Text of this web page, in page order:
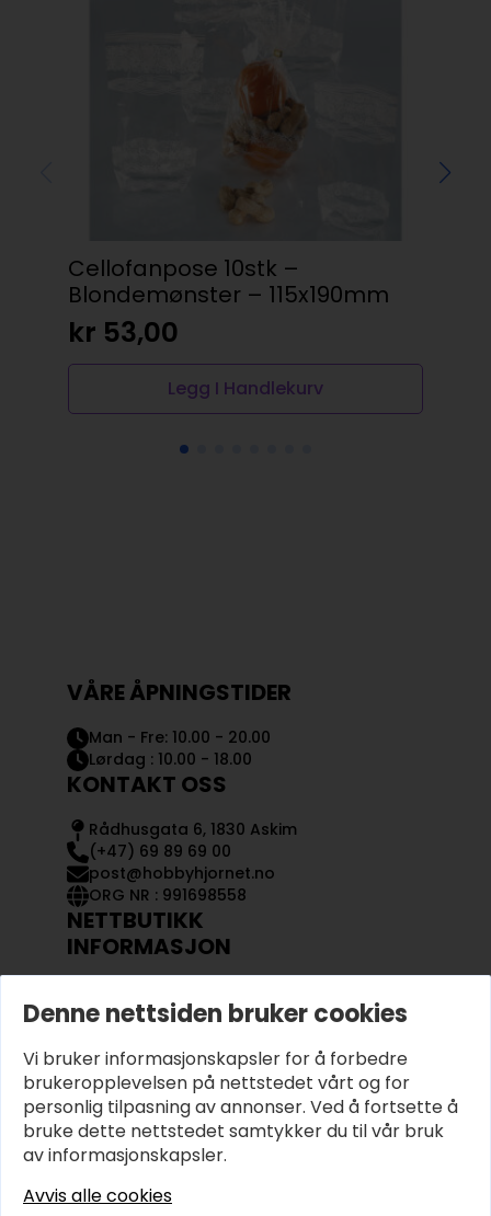
Cellofanpose 10stk –
Blondemønster – 115x190mm
kr 53,00
Legg I Handlekurv
VÅRE ÅPNINGSTIDER
Man - Fre: 10.00 - 20.00
Lørdag : 10.00 - 18.00
KONTAKT OSS
Rådhusgata 6, 1830 Askim
(+47) 69 89 69 00
post@hobbyhjornet.no
ORG NR : 991698558
NETTBUTIKK
INFORMASJON
OM OSS
KJØPSVILKÅR OG BETINGELSER
PERSONVERN
Denne nettsiden bruker cookies
Vi bruker informasjonskapsler for å forbedre
brukeropplevelsen på nettstedet vårt og for
personlig tilpasning av annonser. Ved å fortsette å
bruke dette nettstedet samtykker du til vår bruk
av informasjonskapsler.
Avvis alle cookies